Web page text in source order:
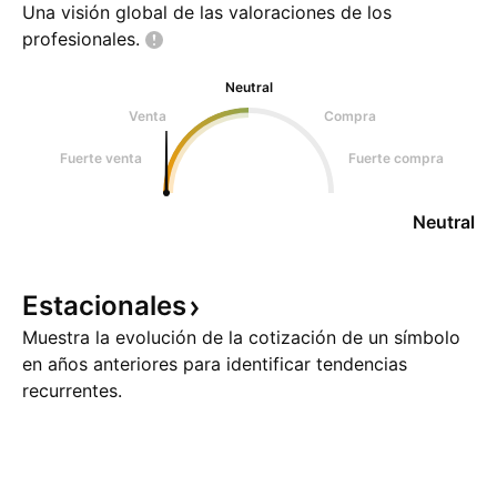
Una visión global de las valoraciones de los
profesionales.
Neutral
Venta
Compra
Fuerte venta Fuerte compra
Neutral
Estacionales
Muestra la evolución de la cotización de un símbolo
en años anteriores para identificar tendencias
recurrentes.